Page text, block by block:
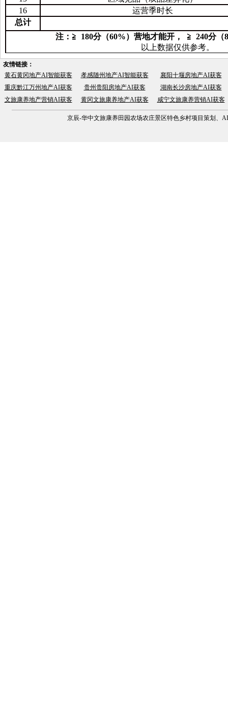
16
运营季时长
总计
注：≧ 180分（60%）营地才能开， ≧ 240分（
以上数据仅供参考。
友情链接：
黄石黄冈地产AI智能获客
孝感随州地产AI智能获客
襄阳十堰房地产AI获客
重庆黔江万州地产AI获客
贵州贵阳房地产AI获客
湖南长沙房地产AI获客
文旅康养地产营销AI获客
黄冈文旅康养地产AI获客 咸宁文旅康养营销AI获客
京辰-华中文旅康养田园农场农庄景区特色乡村项目策划、